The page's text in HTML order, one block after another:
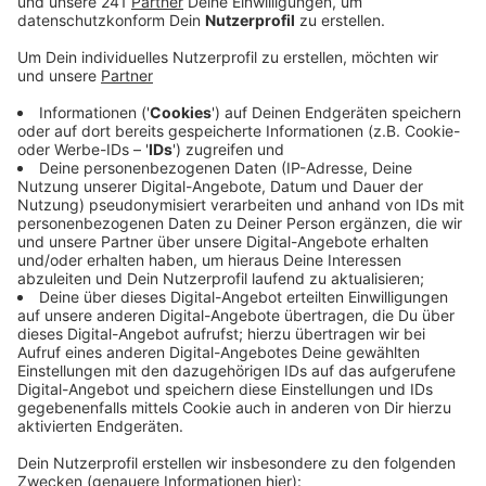
Veröffentlicht:Donnerstag, 05.03.2026 15:41
Anzeige
In den letzten sechs Jahren habe man immer Minus
gemacht. Jetzt seien die Reserven des Doms auf
absehbare Zeit aufgebraucht. Bislang wurden
Eintrittsgelder nur für die Schatzkammer und für die
Aussichtsplattform fällig. Jetzt soll auch die
Besichtigung des Innenraums Geld kosten - wie viel,
ist noch nicht klar. Fest steht: Wer im Dom beten, ein
Opferlicht anzünden oder den Gottesdienst besuchen
will, muss auch künftig keinen Eintritt zahlen. Auf 99
Prozent der Besucher trifft das allerdings nicht zu.
Insgesamt besuchen rund sechs Millionen Menschen
jedes Jahr den Kölner Dom. Er gilt als die berühmteste
Kirche Deutschlands.